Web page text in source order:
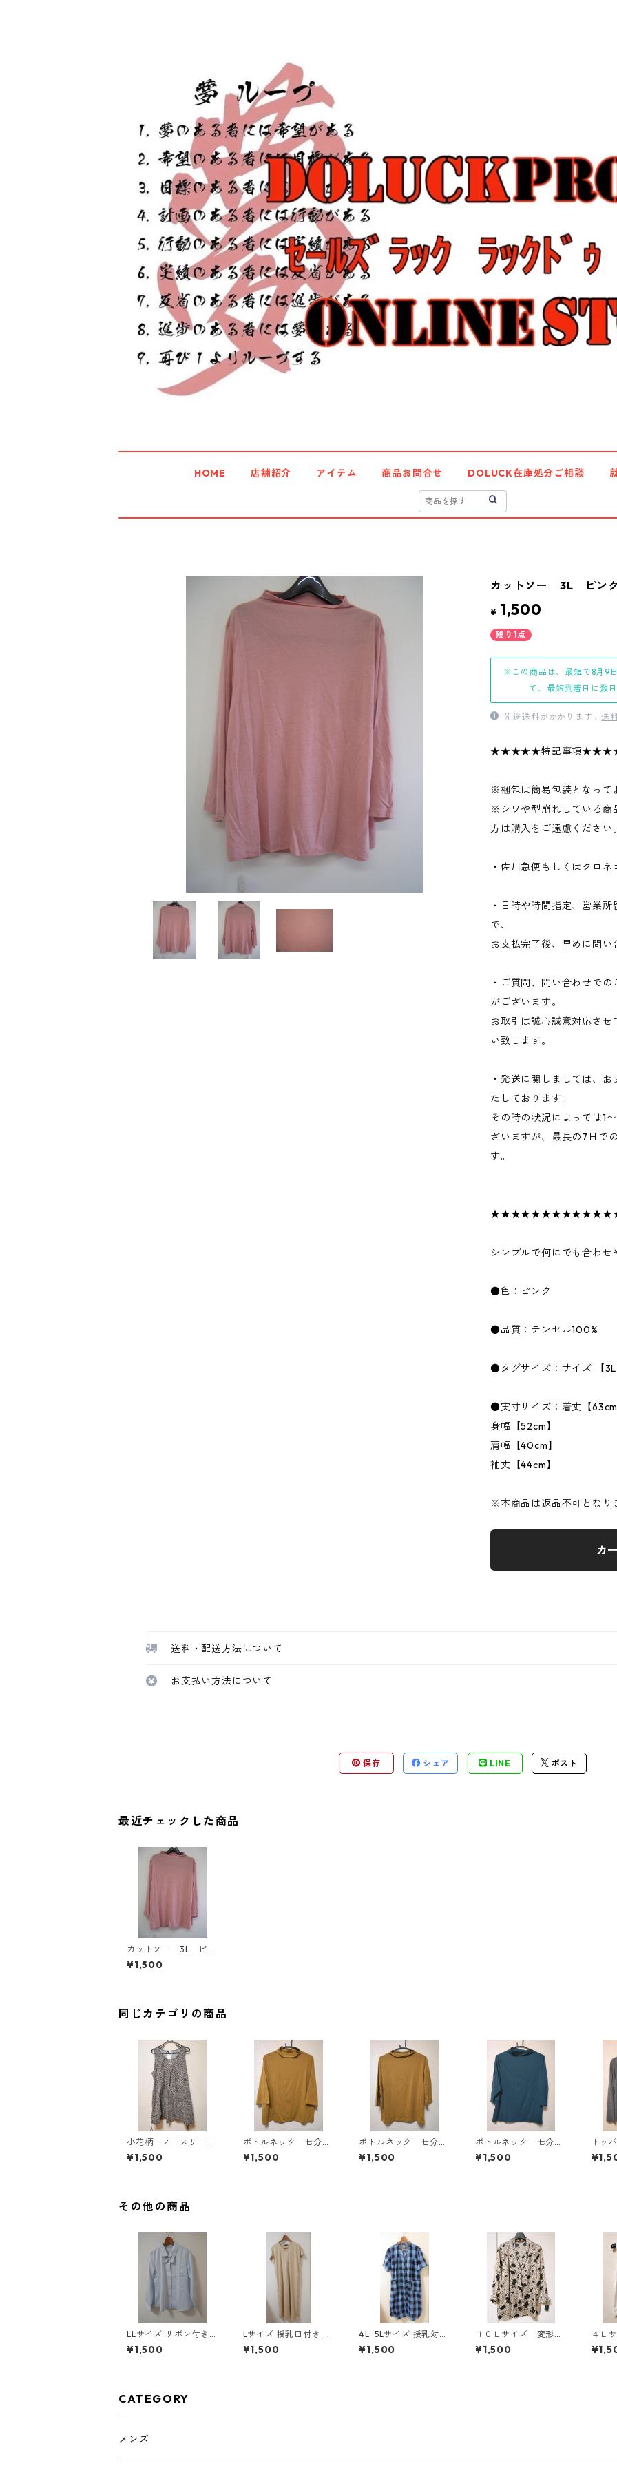
HOME 店舗紹介 アイテム 商品お問合せ DOLUCK在庫処分ご相談
カットソー 3L ピン
¥ 1,500
残り1点
※この商品は、最短で8月9
て、最短到着日に数
別途送料がかかります。送
★★★★★特記事項
※梱包は簡易包装となって
※シワや型崩れしている商
方は購入をご遠慮ください。
・佐川急便もしくはクロネ
・日時や時間指定、営業
で、
お支払完了後、早めに問い
・ご質問、問い合わせで
がございます。
お取引は誠心誠意対応さ
い致します。
・発送に関しましては、
たしております。
その時の状況によっては1
ざいますが、最長の7日で
す。
シンプルで何にでも合わ
●色：ピンク
●品質：テンセル100%
●タグサイズ：サイズ 【3L
●実寸サイズ：着丈【63cm
身幅【52cm】
肩幅【40cm】
袖丈【44cm】
※本商品は返品不可となり
カ
送料・配送方法について
お支払い方法について
保存 シェア LINE ポスト
最近チェックした商品
カットソー 3L ピン
ク IY-3783
¥1,500
同じカテゴリの商品
小花柄 ノースリーブ
ワンピース ４Ｌ ブ
ラック KAE-4819
¥1,500
ボトルネック 七分袖
カットソー ４Ｌ マ
スタード KAE-4818
¥1,500
ボトルネック 七分袖
カットソー ４Ｌ マ
スタード KAE-4816
¥1,500
ボトルネック 七分袖
カットソー ４Ｌ テ
ィールグリーン KAE
¥1,500
トッ
ン
AE-
その他の商品
LLサイズ リボン付き
サテン調 シャツブラウ
ス サックス ◆KIY-13
¥1,500
Lサイズ 授乳口付き サ
イドボタンデザイン ワ
ンピース マタニティ
¥1,500
4Lｰ5Lサイズ 授乳対応
チェック柄 半袖ルーム
ウェア マタニティ ブ
¥1,500
１０Ｌサイズ 変形ド
ット 花柄 ボウタイ
ブラウス オフホワイ
¥1,500
４Ｌ
ル リ
トッ
CATEGORY
メンズ